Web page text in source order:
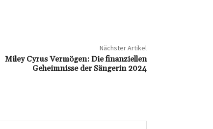
Nächster Artikel
Miley Cyrus Vermögen: Die finanziellen
Geheimnisse der Sängerin 2024